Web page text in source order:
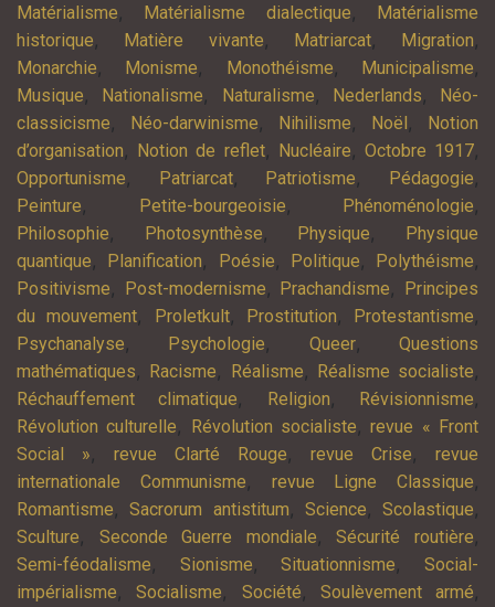
Matérialisme, Matérialisme dialectique,
Matérialisme
historique, Matière vivante, Matriarcat, Migration,
Monarchie, Monisme, Monothéisme, Municipalisme,
Musique, Nationalisme, Naturalisme, Nederlands,
Néo-
classicisme, Néo-darwinisme, Nihilisme, Noël ,
Notion
d’organisation, Notion de reflet, Nucléaire, Octobre 1917,
Opportunisme, Patriarcat, Patriotisme, Pédagogie,
Peinture, Petite-bourgeoisie, Phénoménologie,
Philosophie, Photosynthèse, Physique,
Physique
quantique, Planification, Poésie, Politique, Polythéisme,
Positivisme, Post-modernisme, Prachandisme,
Principes
du mouvement, Proletkult, Prostitution, Protestantisme,
Psychanalyse, Psychologie, Queer,Questions
mathématiques, Racisme, Réalisme, Réalisme socialiste,
Réchauffement climatique, Religion, Révisionnisme,
Révolution culturelle, Révolution socialiste,revue « Front
Social », revue Clarté Rouge, revue Crise, revue
internationale Communisme, revue Ligne Classique,
Romantisme,Sacrorum antistitum, Science, Scolastique,
Sculture, Seconde Guerre mondiale,Sécurité routière,
Semi-féodalisme, Sionisme,Situationnisme,Social-
impérialisme,Socialisme, Société, Soulèvement armé,